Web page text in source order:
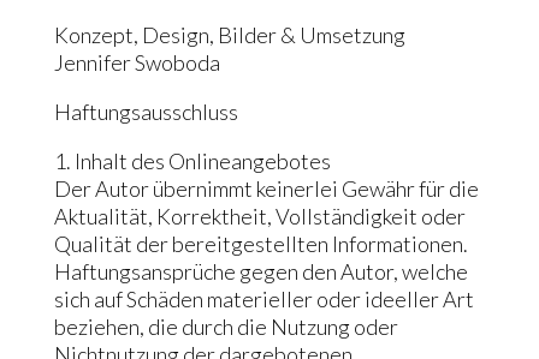
Konzept, Design, Bilder & Umsetzung
Jennifer Swoboda
Haftungsausschluss
1. Inhalt des Onlineangebotes
Der Autor übernimmt keinerlei Gewähr für die
Aktualität, Korrektheit, Vollständigkeit oder
Qualität der bereitgestellten Informationen.
Haftungsansprüche gegen den Autor, welche
sich auf Schäden materieller oder ideeller Art
beziehen, die durch die Nutzung oder